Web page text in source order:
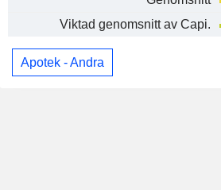
Viktad genomsnitt av Capi.
Apotek - Andra